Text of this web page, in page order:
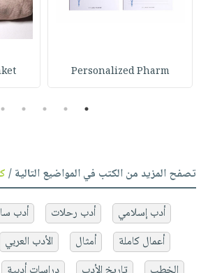
Personalized Pharm
1
2
3
4
5
تصفح المزيد من الكتب في المواضيع التالية /
أدب إسلامي أدب رحلات أدب
أعمال كاملة
أمثال الأدب العربي